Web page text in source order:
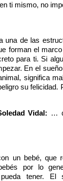
ti mismo, no
una de las
forman el
para ti. Si
En el
significa
su
Vidal: …
un bebé, que
por lo
pueda tener.